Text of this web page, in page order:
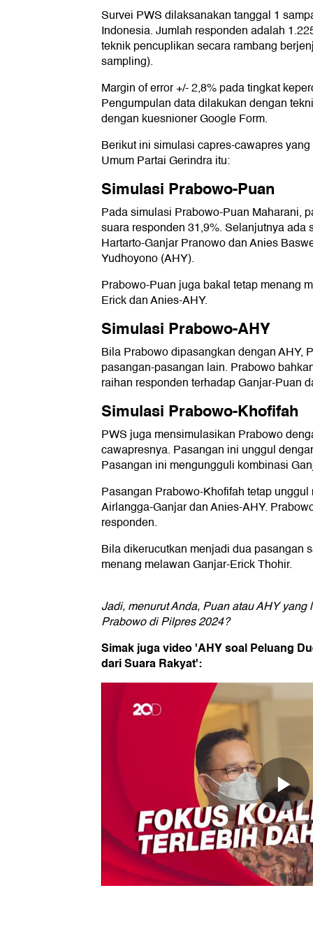
Survei PWS dilaksanakan tanggal 1
Indonesia. Jumlah responden adalah
teknik pencuplikan secara rambang
sampling).
Margin of error +/- 2,8% pada tingkat
Pengumpulan data dilakukan dengan
dengan kuesnioner Google Form.
Berikut ini simulasi capres-cawapres
Umum Partai Gerindra itu:
Simulasi Prabowo-Puan
Pada simulasi Prabowo-Puan Maharani,
suara responden 31,9%. Selanjutnya
Hartarto-Ganjar Pranowo dan Anies
Yudhoyono (AHY).
Prabowo-Puan juga bakal tetap menang
Erick dan Anies-AHY.
Simulasi Prabowo-AHY
Bila Prabowo dipasangkan dengan AHY,
pasangan-pasangan lain. Prabowo
raihan responden terhadap Ganjar-Puan
Simulasi Prabowo-Khofifah
PWS juga mensimulasikan Prabowo
cawapresnya. Pasangan ini unggul
Pasangan ini mengungguli kombinasi
Pasangan Prabowo-Khofifah tetap
Airlangga-Ganjar dan Anies-AHY.
responden.
Bila dikerucutkan menjadi dua pasangan
menang melawan Ganjar-Erick Thohir.
Jadi, menurut Anda, Puan atau AHY
Prabowo di Pilpres 2024?
Simak juga video 'AHY soal Peluang
dari Suara Rakyat':